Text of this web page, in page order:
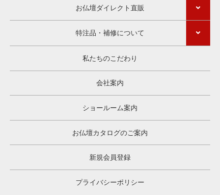
お仏壇ダイレクト直販
特注品・補修について
私たちのこだわり
会社案内
ショールーム案内
お仏壇カタログのご案内
新規会員登録
プライバシーポリシー